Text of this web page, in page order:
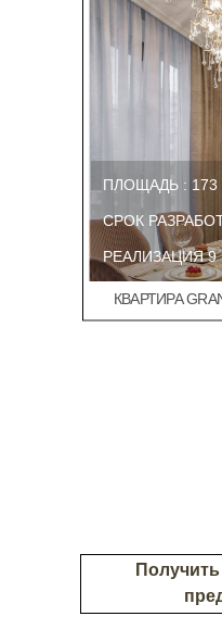
КВАРТИРА
РЕАЛИЗАЦИЯ
СРОК
ПЛОЩАДЬ : 173